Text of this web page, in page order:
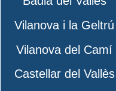
Vilanova i la Geltrú
Vilanova del Camí
Castellar del Vallès